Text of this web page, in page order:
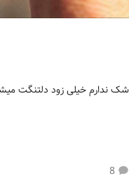
شک ندارم خیلی زود دلتنگت
8